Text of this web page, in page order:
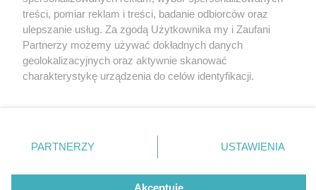
Nie zapomnij
zapoznać się z:
polityką prywatności regulamin korzystania z portali
Twojemiasto
Piekary Śląskie
Chorzów
Tarnowskie Góry
Gliwice
Skontakuj sięz nami
Kontakt
Wydawca
Redakcja
treści, pomiar reklam i treści, badanie odbiorców oraz
ulepszanie usług. Za zgodą Użytkownika my i Zaufani
Partnerzy możemy używać dokładnych danych
geolokalizacyjnych oraz aktywnie skanować
charakterystykę urządzenia do celów identyfikacji.
zmienić/wycofać klikając przycisk ustawień prywatności
znajdujący się w lewym dolnym rogu strony
rodzaje przetwarzania danych nie wymagają zgody
użytkownika, ale masz prawo sprzeciwić się takiemu
PARTNERZY USTAWIENIA
Akceptuję